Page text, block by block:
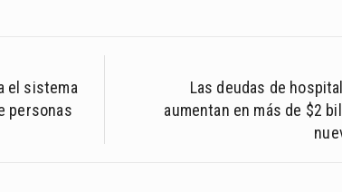
el sistema
personas
Las deudas de
aumentan en más de $2